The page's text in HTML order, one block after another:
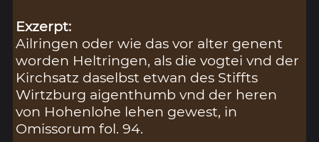
Exzerpt:
Ailringen oder wie das vor alter genent
worden Heltringen, als die vogtei vnd der
Kirchsatz daselbst etwan des Stiffts
Wirtzburg aigenthumb vnd der heren
von Hohenlohe lehen gewest, in
Omissorum fol. 94.